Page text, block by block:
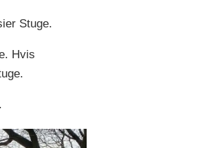
Stuge.
Hvis